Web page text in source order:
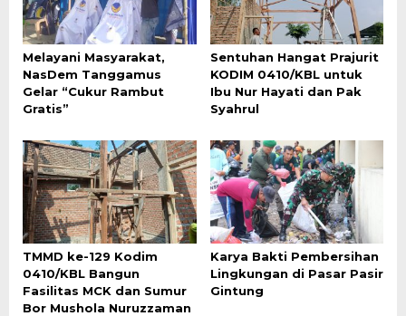
Melayani Masyarakat,
NasDem Tanggamus
Gelar “Cukur Rambut
Gratis”
Sentuhan Hangat Prajurit
KODIM 0410/KBL untuk
Ibu Nur Hayati dan Pak
Syahrul
TMMD ke-129 Kodim
0410/KBL Bangun
Fasilitas MCK dan Sumur
Bor Mushola Nuruzzaman
Karya Bakti Pembersihan
Lingkungan di Pasar Pasir
Gintung